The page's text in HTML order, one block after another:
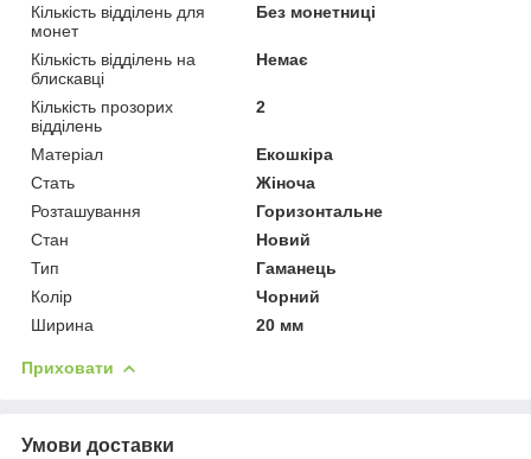
Кількість відділень для
монет
Без монетниці
Кількість відділень на
блискавці
Немає
Кількість прозорих
відділень
2
Матеріал
Екошкіра
Стать
Жіноча
Розташування
Горизонтальне
Стан
Новий
Тип
Гаманець
Колір
Чорний
Ширина
20 мм
Приховати
Умови доставки